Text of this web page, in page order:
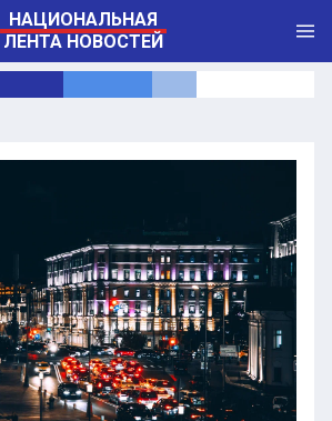
НАЦИОНАЛЬНАЯ
ЛЕНТА НОВОСТЕЙ